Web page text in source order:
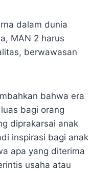
dalam dunia
MAN 2 harus
berwawasan
bahwa era
bagi orang
diprakarsai anak
inspirasi bagi anak
apa yang diterima
usaha atau